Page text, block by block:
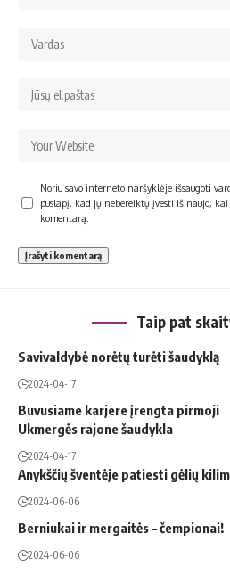
Noriu savo interneto naršyklėje išsaugoti
puslapį, kad jų nebereiktų įvesti iš naujo,
komentarą.
Taip pat
Savivaldybė norėtų turėti šaudyklą
2024-04-17
Buvusiame karjere įrengta pirmoji
Ukmergės rajone šaudykla
2024-04-17
Anykščių šventėje patiesti gėlių
2024-06-06
Berniukai ir mergaitės – čempionai!
2024-06-06